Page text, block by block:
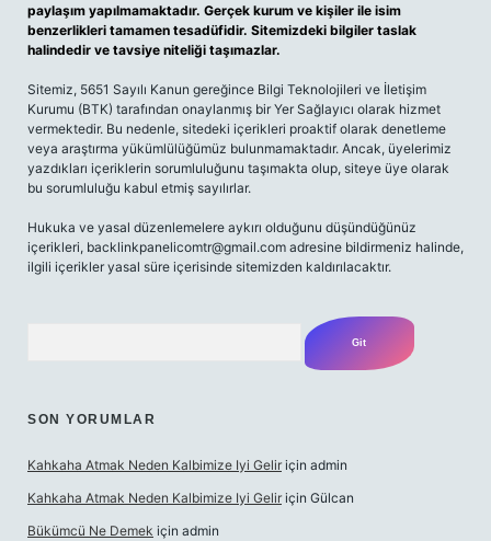
paylaşım yapılmamaktadır. Gerçek kurum ve kişiler ile isim
benzerlikleri tamamen tesadüfidir. Sitemizdeki bilgiler taslak
halindedir ve tavsiye niteliği taşımazlar.
Sitemiz, 5651 Sayılı Kanun gereğince Bilgi Teknolojileri ve İletişim
Kurumu (BTK) tarafından onaylanmış bir Yer Sağlayıcı olarak hizmet
vermektedir. Bu nedenle, sitedeki içerikleri proaktif olarak denetleme
veya araştırma yükümlülüğümüz bulunmamaktadır. Ancak, üyelerimiz
yazdıkları içeriklerin sorumluluğunu taşımakta olup, siteye üye olarak
bu sorumluluğu kabul etmiş sayılırlar.
Hukuka ve yasal düzenlemelere aykırı olduğunu düşündüğünüz
içerikleri, backlinkpanelicomtr@gmail.com adresine bildirmeniz halinde,
ilgili içerikler yasal süre içerisinde sitemizden kaldırılacaktır.
SON YORUMLAR
Kahkaha Atmak Neden Kalbimize Iyi Gelir için admin
Kahkaha Atmak Neden Kalbimize Iyi Gelir için Gülcan
Bükümcü Ne Demek için admin